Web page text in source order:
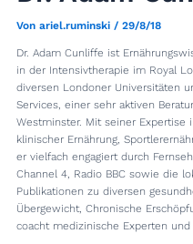
Vonariel.ruminski /29/8/18
Dr. Adam Cunliffe ist
in der Intensivtherapie im Royal
diversen Londoner Universitäten
Services, einer sehr aktiven
Westminster. Mit seiner Expertise
klinischer Ernährung,
er vielfach engagiert durch
Channel 4, Radio BBC sowie die
Publikationen zu diversen
Übergewicht, Chronische
coacht medizinische Experten und